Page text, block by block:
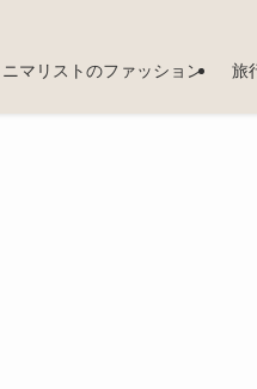
ニマリストのファッション 旅